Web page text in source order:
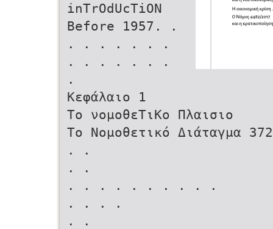
inTrOdUcTiON
Before 1957. .
. . . . . . .
. . . . . . .
.
Κεφάλαιο 1
Το νομοθεΤιΚο Πλαισιο
Το Νομοθετικό Διάταγμα
. .
. .
. . . . . . . . . .
. . . .
. .